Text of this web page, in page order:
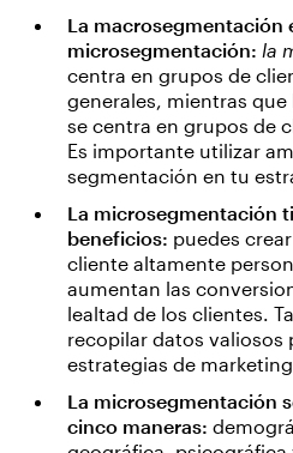
La macrosegmentación
microsegmentación: la
centra en grupos de
generales, mientras
se centra en grupos de
Es importante utilizar
segmentación en tu
La microsegmentación
beneficios: puedes
cliente altamente
aumentan las
lealtad de los clientes.
recopilar datos valiosos
estrategias de
La microsegmentación
cinco maneras: